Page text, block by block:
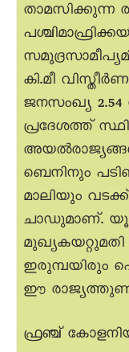
താമസിക്കുന്ന
കി.മീ
ജനസംഖ്യ
പ്രദേശത്ത്
ബെനിനും
മാലിയും
ചാഡുമാണ്.
ഇരുമ്പയിരും
ഈ
ഫ്രഞ്ച്